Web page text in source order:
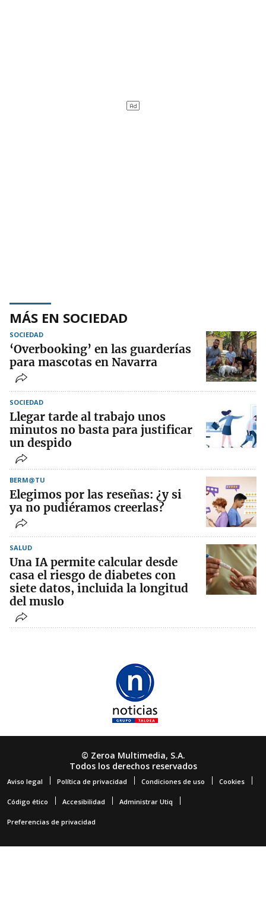
MÁS EN SOCIEDAD
SOCIEDAD
‘Overbooking’ en las guarderías
para mascotas en Navarra
SOCIEDAD
Llegar tarde al trabajo unos
minutos no basta para justificar
un despido
BERM@TU
Elegimos por las reseñas: ¿y si
ya no pudiéramos creerlas?
SALUD
Una IA permite calcular desde
casa el riesgo de diabetes con
siete datos, incluida la longitud
del muslo
© Zeroa Multimedia, S.A.
Todos los derechos reservados
Aviso legal Política de privacidad Condiciones de uso Cookies
Código ético Accesibilidad Administrar Utiq
Preferencias de privacidad